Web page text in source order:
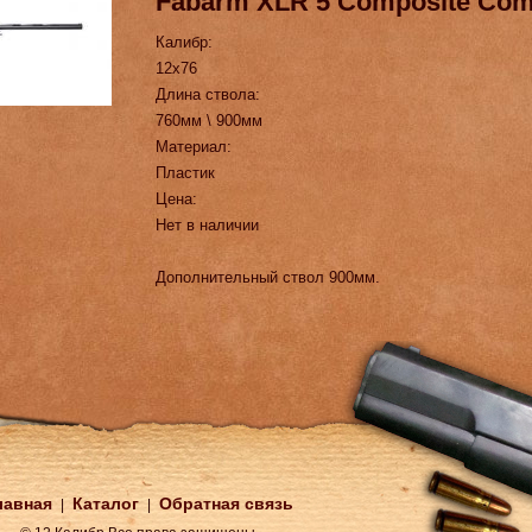
Калибр:
12х76
Длина ствола:
760мм \ 900мм
Материал:
Пластик
Цена:
Нет в наличии
Дополнительный ствол 900мм.
Каталог Обратная связь